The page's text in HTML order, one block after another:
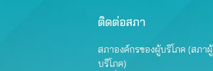
ติดต่อสภา
สภาองค์กรของผู้บริโภค (สภาผู้
บริโภค)